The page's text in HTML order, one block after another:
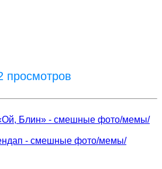
просмотров
Блин» - смешные фото/мемы/
- смешные фото/мемы/